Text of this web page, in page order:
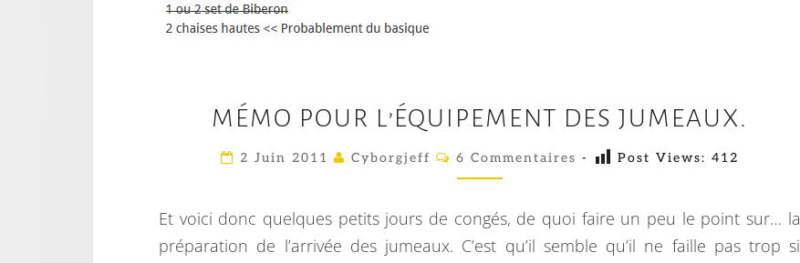
É
M
O
O
MÉMO POUR L’ÉQUIPEMENT DES JUMEAUX.
2 Juin 2011 Cyborgjeff
C
M
E
N
A
6 Commentaires - Post Views: 412
Et voici donc quelques petits jours de congés, de quoi faire un peu le point sur… la
préparation de l’arrivée des jumeaux. C’est qu’il semble qu’il ne faille pas trop si